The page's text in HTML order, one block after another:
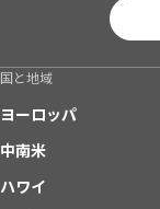
国と地域
ヨーロッパ
中南米
ハワイ